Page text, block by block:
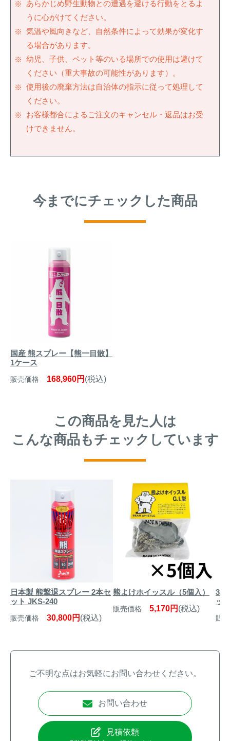
あらかじめ野生動物との遭遇を避ける行動をとるよ
うに心がけてください。
気温や風向きなど、自然条件によって効果が変化す
る場合があります。
幼児、子供、ペット等のいる場所での使用は避けて
ください（重大事故の可能性があります）。
使用後の廃棄方法は自治体の指示に従って処理して
ください。
お客様都合によるご注文のキャンセル・返品はお受
けできません。
今までにチェックした商品
国産 熊スプレー【熊一目散】
1ケース
販売価格 168,960円 (税込)
この商品を見た人は
こんな商品もチェックしています
日本製 熊撃退スプレー 2本セ
ット JKS-240
販売価格 30,800円 (税込)
熊よけホイッスル（5個入）
販売価格 5,170円 (税込)
3桁
ッ
販
ご不明な点はお気軽にお問い合わせください。
お問い合わせ
見積依頼